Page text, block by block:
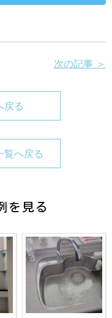
次の記事 ＞
戻る
覧へ戻る
を見る